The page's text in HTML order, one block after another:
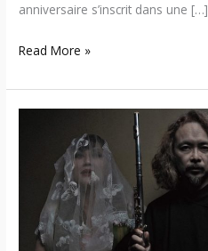
anniversaire s’inscrit dans une […]
Read More »
avec